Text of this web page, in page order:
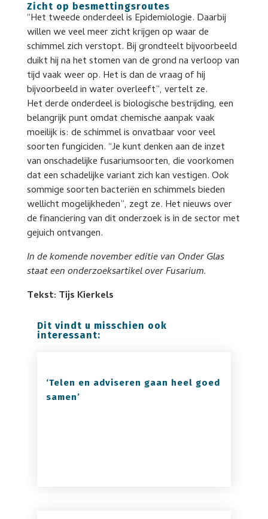
Zicht op besmettingsroutes
“Het tweede onderdeel is Epidemiologie. Daarbij
willen we veel meer zicht krijgen op waar de
schimmel zich verstopt. Bij grondteelt bijvoorbeeld
duikt hij na het stomen van de grond na verloop van
tijd vaak weer op. Het is dan de vraag of hij
bijvoorbeeld in water overleeft”, vertelt ze.
Het derde onderdeel is biologische bestrijding, een
belangrijk punt omdat chemische aanpak vaak
moeilijk is: de schimmel is onvatbaar voor veel
soorten fungiciden. “Je kunt denken aan de inzet
van onschadelijke fusariumsoorten, die voorkomen
dat een schadelijke variant zich kan vestigen. Ook
sommige soorten bacteriën en schimmels bieden
wellicht mogelijkheden”, zegt ze. Het nieuws over
de financiering van dit onderzoek is in de sector met
gejuich ontvangen.
In de komende november editie van Onder Glas
staat een onderzoeksartikel over Fusarium.
Tekst: Tijs Kierkels
Dit vindt u misschien ook
interessant:
‘Telen en adviseren gaan heel goed
samen’